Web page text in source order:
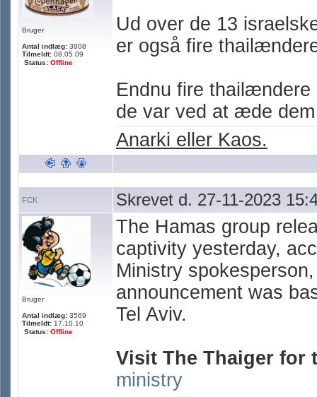
Bruger
Antal indlæg: 3908
Tilmeldt: 08.05.09
Status: Offline
Ud over de 13
er også fire
Endnu fire thailændere
de var ved at æde
Anarki eller Kaos.
FCK Skrevet d. 27-11-2023
Bruger
Antal indlæg: 3569
Tilmeldt: 17.10.10
Status: Offline
The Hamas group
captivity yesterday,
Ministry
announcement was
Tel Aviv.
Visit The Thaiger for
ministry